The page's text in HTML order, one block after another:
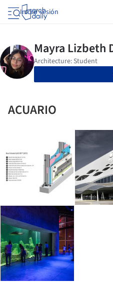
Iniciar sesión
ACUARIO